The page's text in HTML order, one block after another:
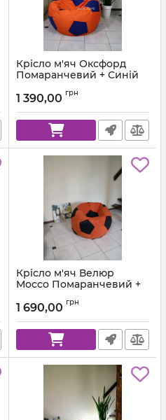
Крісло м'яч Оксфорд
Помаранчевий + Синій
1 390,00 грн
Крісло м'яч Велюр
Mocco Помаранчевий +
Артикул: ball-mocco-55-99-80
1 690,00 грн